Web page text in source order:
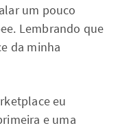
um pouco
Lembrando que
da minha
eu
e uma